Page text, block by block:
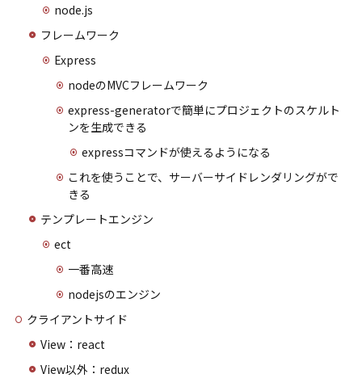
node.js
フレームワーク
Express
nodeのMVCフレームワーク
express-generatorで簡単にプロジェクトのスケルト
ンを生成できる
expressコマンドが使えるようになる
これを使うことで、サーバーサイドレンダリングがで
きる
テンプレートエンジン
ect
一番高速
nodejsのエンジン
クライアントサイド
View：react
View以外：redux